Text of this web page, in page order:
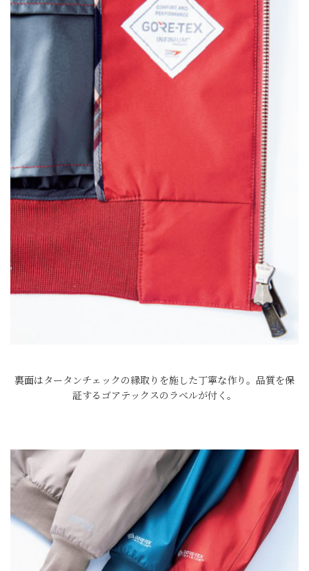
裏面はタータンチェックの縁取りを施した丁寧な作り。品質を保
証するゴアテックスのラベルが付く。